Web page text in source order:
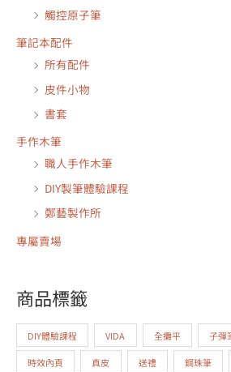
觸控原子筆
筆記本配件
所有配件
皮件小物
書套
手作木筆
職人手作木筆
DIY製筆體驗課程
鄭藝製作所
專屬賣場
商品標籤
DIY體驗課程 VIDA 全攤平 子彈
時效內頁 真皮 送禮 鋼珠筆